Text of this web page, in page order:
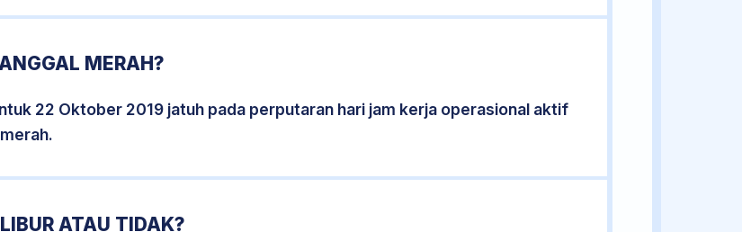
MERAH?
22 Oktober 2019 jatuh pada perputaran hari jam kerja operasional aktif
ATAU TIDAK?